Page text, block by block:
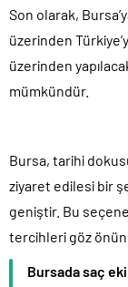
Son olarak,
üzerinden
üzerinden
mümkündür.
Bursa, tarihi
ziyaret edilesi bir
geniştir. Bu
tercihleri göz
Bursada saç